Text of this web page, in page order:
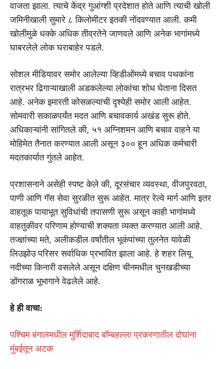
वाजता झाला. त्याचे केंद्र गुआंग्शी प्रदेशात होते आणि त्याची खोली
जमिनीखाली सुमारे ८ किलोमीटर इतकी नोंदवण्यात आली. कमी
खोलीमुळे धक्के अधिक तीव्रतेने जाणवले आणि अनेक भागांमध्ये
घाबरलेले लोक घराबाहेर पडले.
सोशल मीडियावर समोर आलेल्या व्हिडीओंमध्ये बचाव पथकांना
रात्रभर ढिगाऱ्याखाली अडकलेल्या लोकांचा शोध घेताना दिसत
आहे. अनेक इमारती कोसळल्याची दृश्येही समोर आली आहेत.
सोमवारी सकाळपर्यंत मदत आणि बचावकार्य अखंड सुरू होते.
अधिकाऱ्यांनी सांगितले की, ५१ अग्निशमन आणि बचाव वाहने या
मोहिमेत तैनात करण्यात आली असून ३०० हून अधिक कर्मचारी
मदतकार्यात गुंतले आहेत.
प्रशासनाने असेही स्पष्ट केले की, दूरसंचार व्यवस्था, वीजपुरवठा,
पाणी आणि गॅस सेवा सुरळीत सुरू आहेत. मात्र रेल्वे मार्ग आणि इतर
वाहतूक पायाभूत सुविधांची तपासणी सुरू असून काही भागांमध्ये
वाहतुकीवर परिणाम होण्याची शक्यता व्यक्त करण्यात आली आहे.
तज्ज्ञांच्या मते, अलीकडील वर्षांतील भूकंपांच्या तुलनेत यावेळी
लिउझोउ परिसर सर्वाधिक प्रभावित झाला आहे. हे शहर लियू
नदीच्या किनारी वसलेले असून दक्षिण चीनमधील चुनखडीच्या
डोंगराळ भूभागाने वेढलेले आहे.
हे ही वाचा:
पश्चिम बंगालमधील मुर्शिदाबाद बॉम्बहल्ला प्रकरणातील दोघांना
मुंबईतून अटक